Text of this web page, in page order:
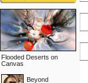
Flooded Deserts on
Canvas
Beyond